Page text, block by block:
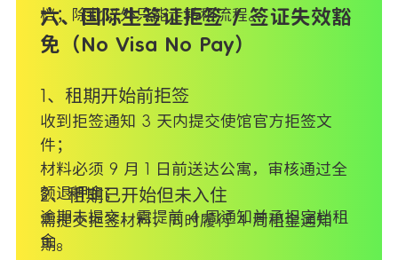
档；除此以外只能走转租流程。
六、国际生签证拒签 / 签证失效豁
免（No Visa No Pay）
1、租期开始前拒签
收到拒签通知 3 天内提交使馆官方拒签文
件；
材料必须 9 月 1 日前送达公寓，审核通过全
额退押金；
逾期未提交：需提前 4 周通知并承担空档租
金。
2、租期已开始但未入住
需提交拒签材料，同时履行 4 周租金通知
期。